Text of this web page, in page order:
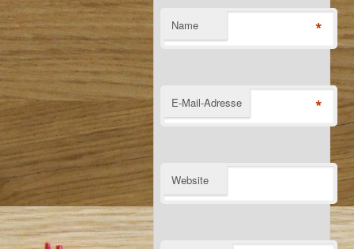
Name *
E-Mail-Adresse *
Website